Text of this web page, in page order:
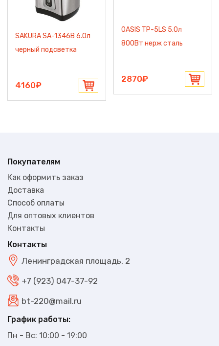
SAKURA SA-1346B 6.0л
черный подсветка
4160₽
OASIS TP-5LS 5.0л
800Вт нерж сталь
2870₽
Покупателям
Как оформить заказ
Доставка
Способ оплаты
Для оптовых клиентов
Контакты
Контакты
Ленинградская площадь, 2
+7 (923) 047-37-92
bt-220@mail.ru
График работы:
Пн - Вс: 10:00 - 19:00